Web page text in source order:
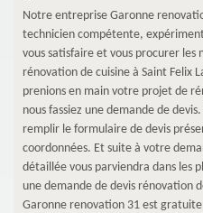
Notre entreprise Garonne
technicien compétente,
vous satisfaire et vous procurer les
rénovation de cuisine à Saint Felix
prenions en main votre projet de
nous fassiez une demande de
remplir le formulaire de devis
coordonnées. Et suite à votre
détaillée vous parviendra dans les
une demande de devis rénovation
Garonne renovation 31 est